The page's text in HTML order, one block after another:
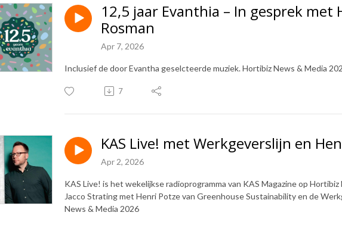
12,5 jaar Evanthia – In gesprek met
Rosman
Apr 7, 2026
Inclusief de door Evantha geselcteerde muziek. Hortibiz News & Media
7
KAS Live! met Werkgeverslijn en
Apr 2, 2026
KAS Live! is het wekelijkse radioprogramma van KAS Magazine op
Jacco Strating met Henri Potze van Greenhouse Sustainability en de
News & Media 2026